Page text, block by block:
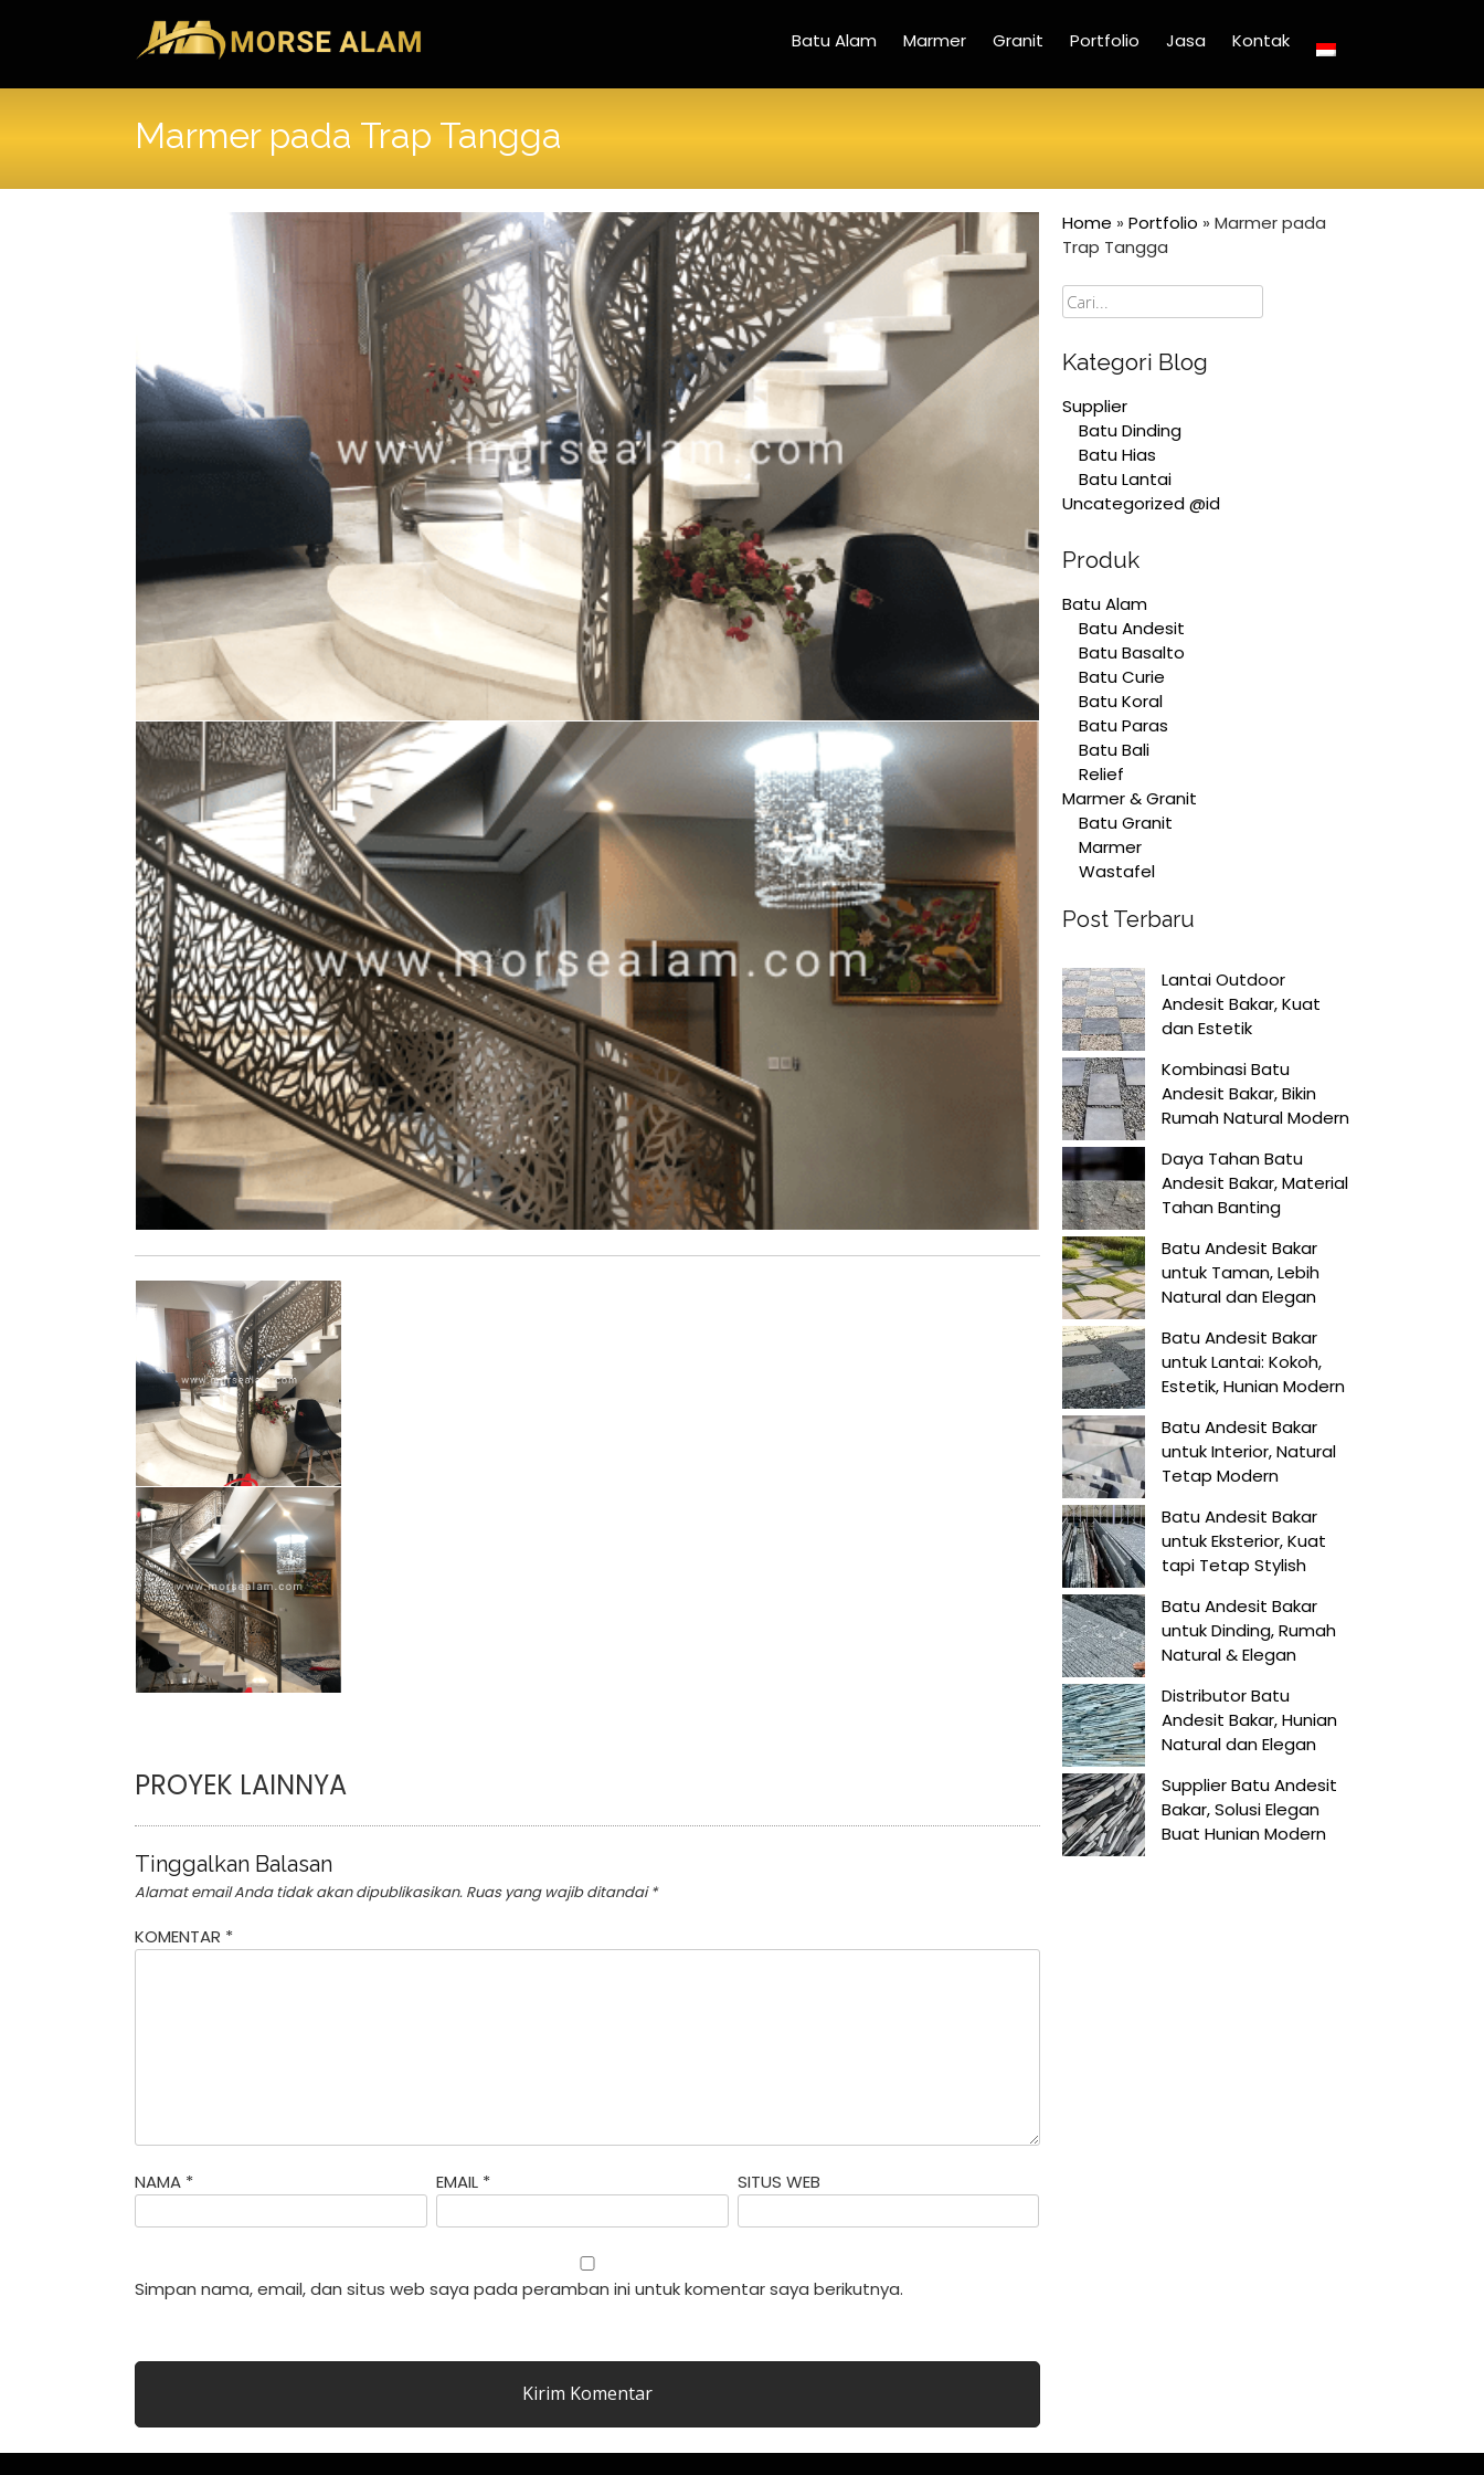
Batu Alam Marmer Granit Portfolio Jasa Kontak
Marmer pada Trap Tangga
PROYEK LAINNYA
Tinggalkan Balasan
Alamat email Anda tidak akan dipublikasikan. Ruas yang wajib ditandai*
KOMENTAR *
NAMA * EMAIL * SITUS WEB
Simpan nama, email, dan situs web saya pada peramban ini untuk komentar saya berikutnya.
Home » Portfolio » Marmer pada
Trap Tangga
Cari
Kategori Blog
Supplier
Batu Dinding
Batu Hias
Batu Lantai
Uncategorized @id
Produk
Batu Alam
Batu Andesit
Batu Basalto
Batu Curie
Batu Koral
Batu Paras
Batu Bali
Relief
Marmer & Granit
Batu Granit
Marmer
Wastafel
Post Terbaru
Lantai Outdoor
Andesit Bakar, Kuat
dan Estetik
Kombinasi Batu
Andesit Bakar, Bikin
Rumah Natural Modern
Daya Tahan Batu
Andesit Bakar, Material
Tahan Banting
Batu Andesit Bakar
untuk Taman, Lebih
Natural dan Elegan
Batu Andesit Bakar
untuk Lantai: Kokoh,
Estetik, Hunian Modern
Batu Andesit Bakar
untuk Interior, Natural
Tetap Modern
Batu Andesit Bakar
untuk Eksterior, Kuat
tapi Tetap Stylish
Batu Andesit Bakar
untuk Dinding, Rumah
Natural & Elegan
Distributor Batu
Andesit Bakar, Hunian
Natural dan Elegan
Supplier Batu Andesit
Bakar, Solusi Elegan
Buat Hunian Modern